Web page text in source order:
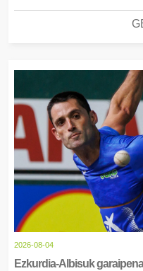
2026-08-04
Ezkurdia-Albisuk